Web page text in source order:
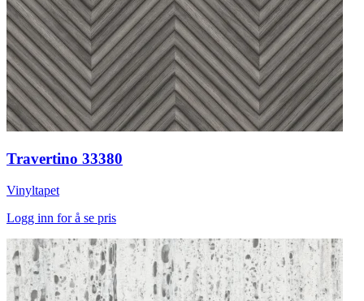
Travertino 33380
Vinyltapet
Logg inn for å se pris